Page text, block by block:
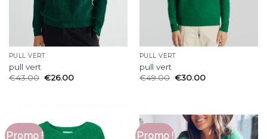
PULL VERT
pull vert
€43.00 €26.00
PULL VERT
pull vert
€49.00 €30.00
Promo ! Promo !